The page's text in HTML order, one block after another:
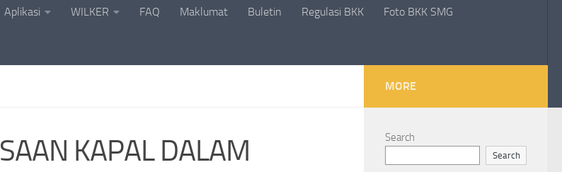
Aplikasi WILKER FAQ Maklumat Buletin Regulasi BKK Foto BKK SMG
KAPAL DALAM
MORE
Search
Search